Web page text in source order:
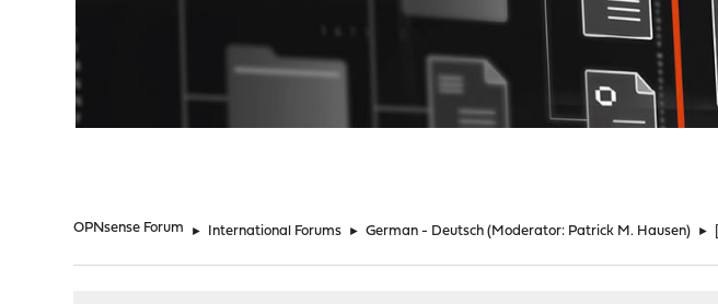
OPNsense Forum ► International Forums ► German - Deutsch (Moderator: Patrick M. Hausen) ►